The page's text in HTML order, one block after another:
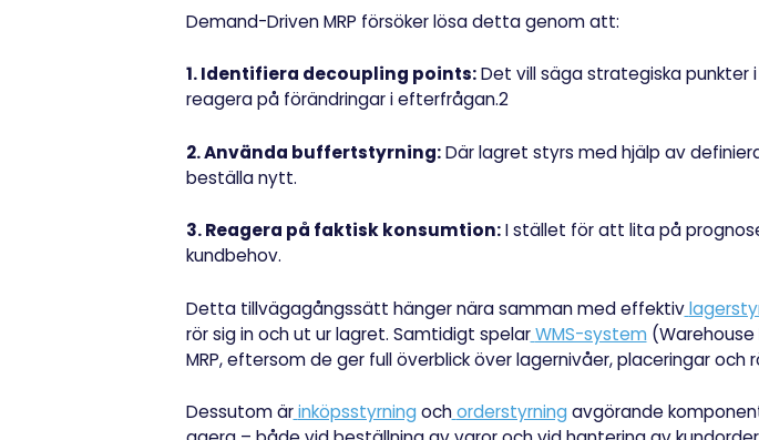
Demand-Driven MRP försöker lösa detta genom att:
1. Identifiera decoupling points:Det vill säga strategiska punkter
reagera på förändringar i efterfrågan.2
2. Använda buffertstyrning:Där lagret styrs med hjälp av
beställa nytt.
3.Reagera på faktisk konsumtion:I stället för att lita på
kundbehov.
Detta tillvägagångssätt hänger nära samman med effektiv
rör sig in och ut ur lagret. Samtidigt spelar WMS-system(Warehouse
MRP, eftersom de ger full överblick över lagernivåer, placeringar och
Dessutom är inköpsstyrning och orderstyrningavgörande